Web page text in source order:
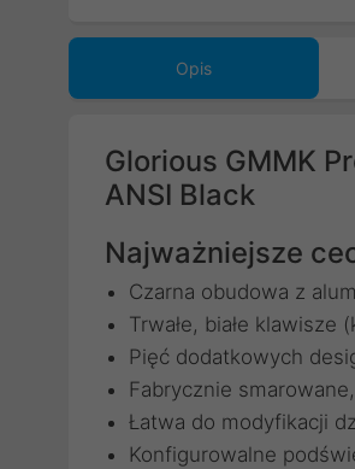
Opis
Glorious GMMK
ANSI Black
Najważniejsze
Czarna obudowa z
Trwałe, białe klawisze
Pięć dodatkowych
Fabrycznie
Łatwa do modyfikacji
Konfigurowalne